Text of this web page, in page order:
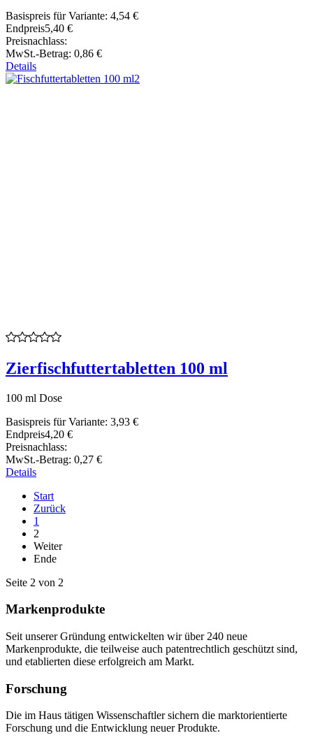
Basispreis für Variante: 4,54 €
Endpreis5,40 €
Preisnachlass:
MwSt.-Betrag: 0,86 €
Details
Zierfischfuttertabletten 100 ml
100 ml Dose
Basispreis für Variante: 3,93 €
Endpreis4,20 €
Preisnachlass:
MwSt.-Betrag: 0,27 €
Details
Start
Zurück
1
2
Weiter
Ende
Seite 2 von 2
Markenprodukte
Seit unserer Gründung entwickelten wir über 240 neue
Markenprodukte, die teilweise auch patentrechtlich geschützt sind,
und etablierten diese erfolgreich am Markt.
Forschung
Die im Haus tätigen Wissenschaftler sichern die marktorientierte
Forschung und die Entwicklung neuer Produkte.